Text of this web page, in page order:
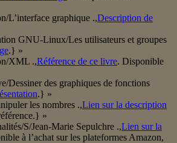
L’interface graphique .,Description de
GNU-Linux/Les utilisateurs et groupes
.} »
XML .,Référence de ce livre. Disponible
Dessiner des graphiques de fonctions
.} »
les nombres .,Lien sur la description
»
S/Jean-Marie Sepulchre .,Lien sur la
à l’achat sur les plateformes Amazon,